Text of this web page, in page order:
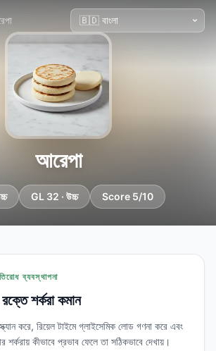
আরেপা
GL 32 · উচ্চ Score 5/10
ব্যবস্থাপনা
রক্তে শর্করা কমান
করে, রিয়েল টাইমে গ্লাইসেমিক লোড গণনা করে এবং
শর্করায় কীভাবে প্রভাব ফেলে তা সঠিকভাবে দেখায়।